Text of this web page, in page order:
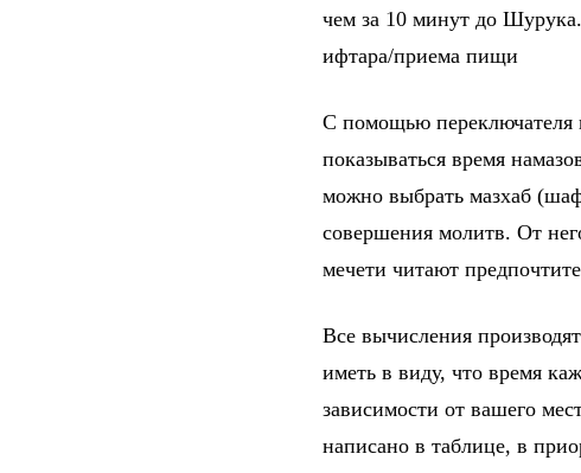
чем за 10 минут до Шурука.
ифтара/приема пищи
С помощью переключателя
показываться время
можно выбрать мазхаб
совершения молитв. От
мечети читают
Все вычисления
иметь в виду, что время
зависимости от вашего
написано в таблице, в